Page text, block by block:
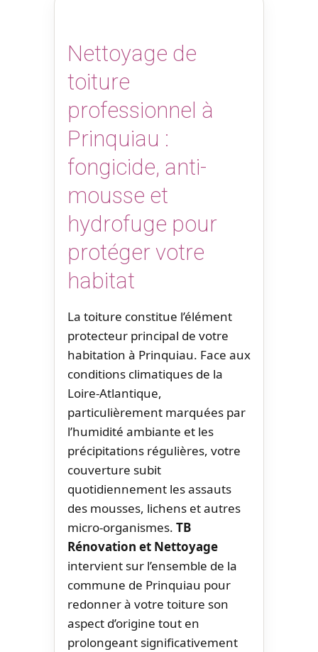
Nettoyage de
toiture
professionnel à
Prinquiau :
fongicide, anti-
mousse et
hydrofuge pour
protéger votre
habitat
La toiture constitue l’élément
protecteur principal de votre
habitation à Prinquiau. Face aux
conditions climatiques de la
Loire-Atlantique,
particulièrement marquées par
l’humidité ambiante et les
précipitations régulières, votre
couverture subit
quotidiennement les assauts
des mousses, lichens et autres
micro-organismes. TB
Rénovation et Nettoyage
intervient sur l’ensemble de la
commune de Prinquiau pour
redonner à votre toiture son
aspect d’origine tout en
prolongeant significativement